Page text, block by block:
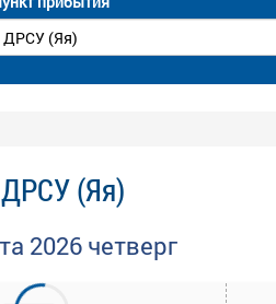
(Яя)
2026 четверг